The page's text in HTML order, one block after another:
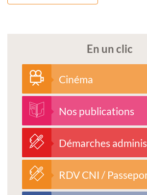
En un clic
Cinéma
Nos publications
Démarches
RDV CNI /